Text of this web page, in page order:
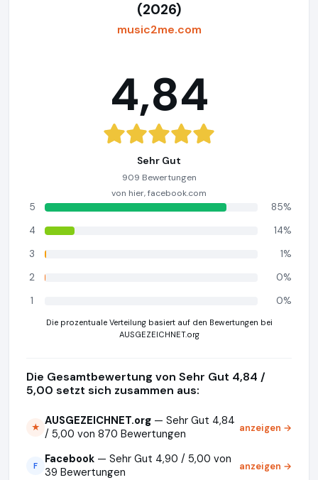
(2026)
music2me.com
4,84
Sehr Gut
909 Bewertungen
von hier, facebook.com
5
85%
4
14%
3
1%
2
0%
1
0%
Die prozentuale Verteilung basiert auf den Bewertungen bei
AUSGEZEICHNET.org
Die Gesamtbewertung von Sehr Gut 4,84 /
5,00 setzt sich zusammen aus:
★ AUSGEZEICHNET.org — Sehr Gut 4,84
/ 5,00 von 870 Bewertungen
anzeigen →
F Facebook — Sehr Gut 4,90 / 5,00 von
39 Bewertungen
anzeigen →